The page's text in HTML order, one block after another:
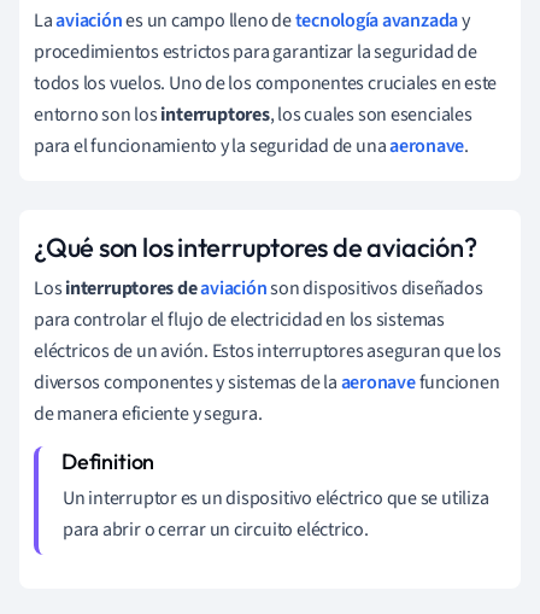
Laaviaciónes un campo lleno detecnología avanzaday
procedimientos estrictos para garantizar la seguridad de
todos los vuelos. Uno de los componentes cruciales en este
entorno son losinterruptores, los cuales son esenciales
para el funcionamiento y la seguridad de unaaeronave.
¿Qué son los interruptores de aviación?
Losinterruptores deaviaciónson dispositivos diseñados
para controlar el flujo de electricidad en los sistemas
eléctricos de un avión. Estos interruptores aseguran que los
diversos componentes y sistemas de laaeronavefuncionen
de manera eficiente y segura.
Un interruptor es un dispositivo eléctrico que se utiliza
para abrir o cerrar un circuito eléctrico.